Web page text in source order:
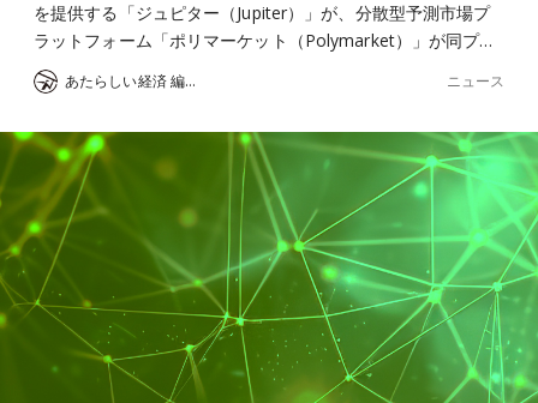
を提供する「ジュピター（Jupiter）」が、分散型予測市場プ
ラットフォーム「ポリマーケット（Polymarket）」が同プ…
あたらしい経済 編集部 ニュース